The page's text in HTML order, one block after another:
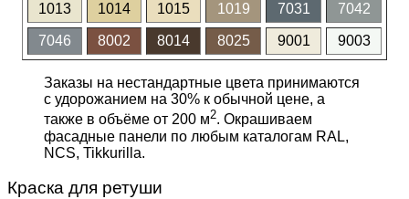
1013 1014 1015 1019 7031 7042
7046 8002 8014 8025 9001 9003
Заказы на нестандартные цвета принимаются
с удорожанием на 30% к обычной цене, а
также в объёме от 200 м2. Окрашиваем
фасадные панели по любым каталогам RAL,
NCS, Tikkurilla.
Краска для ретуши